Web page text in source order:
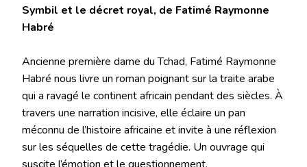
Symbil et le décret royal, de Fatimé Raymonne
Habré
Ancienne première dame du Tchad, Fatimé Raymonne
Habré nous livre un roman poignant sur la traite arabe
qui a ravagé le continent africain pendant des siècles. À
travers une narration incisive, elle éclaire un pan
méconnu de l’histoire africaine et invite à une réflexion
sur les séquelles de cette tragédie. Un ouvrage qui